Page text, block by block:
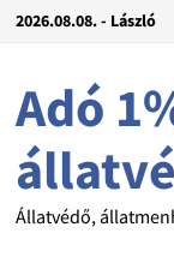
2026.08.08. - László
Adó
Állatvédő,